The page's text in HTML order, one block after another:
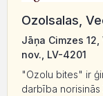
Ozolsalas,
Jāņa Cimzes
nov., LV-4201
"Ozolu bites" ir
darbība